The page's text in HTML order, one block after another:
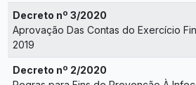
Decreto nº 3/2020
Aprovação Das Contas do Exercício
2019
Decreto nº 2/2020